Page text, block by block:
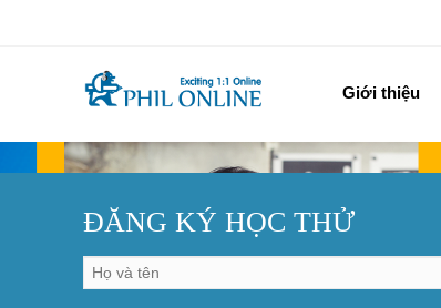
Giới thiệu
ĐĂNG KÝ HỌC THỬ